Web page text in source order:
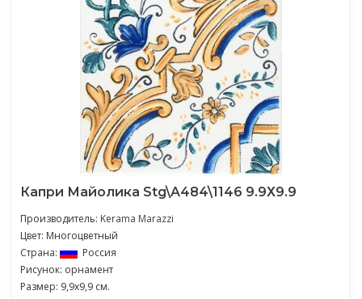
Капри Майолика Stg\A484\1146 9.9Х9.9
Производитель: Kerama Marazzi
Цвет: Многоцветный
Страна:
Россия
Рисунок: орнамент
Размер: 9,9x9,9 см.